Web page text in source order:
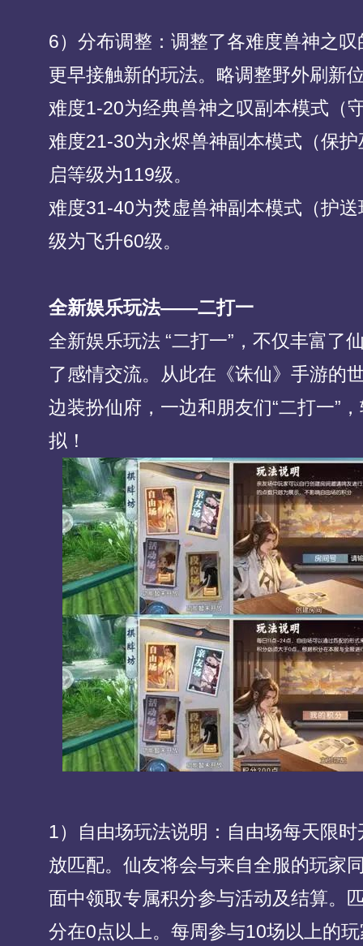
6）分布调整：调整了各难度兽神之
更早接触新的玩法。略调整野外刷新
难度1-20为经典兽神之叹副本模式（
难度21-30为永烬兽神副本模式（保
启等级为119级。
难度31-40为焚虚兽神副本模式（护
级为飞升60级。
全新娱乐玩法——二打一
全新娱乐玩法 “二打一”，不仅丰富了
了感情交流。从此在《诛仙》手游的
边装扮仙府，一边和朋友们“二打一”
拟！
1）自由场玩法说明：自由场每天限
放匹配。仙友将会与来自全服的玩家
面中领取专属积分参与活动及结算。
分在0点以上。每周参与10场以上的